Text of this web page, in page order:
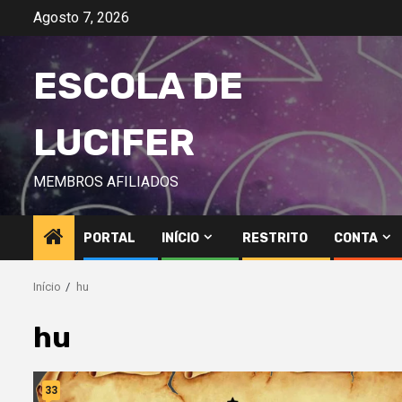
Avançar
conteúdo
Agosto 7, 2026
ESCOLA DE
LUCIFER
MEMBROS AFILIADOS
PORTAL INÍCIO RESTRITO CONTA
Início hu
hu
33